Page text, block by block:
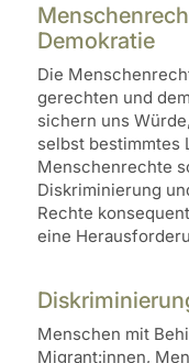
Demokratie
Die
gerechten und
sichern uns
selbst bestimmtes
Menschenrechte
Diskriminierung
Rechte
eine
Menschen mit
Migrant:innen,